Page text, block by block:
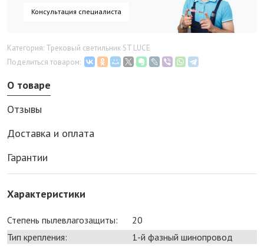
Консультация специалиста
Категория: Трековый светильник ST LUCE
Поделиться товаром:
О товаре
Отзывы
Доставка и оплата
Гарантии
Характеристики
Степень пылевлагозащиты:
20
Тип крепления:
1-й фазный шинопровод